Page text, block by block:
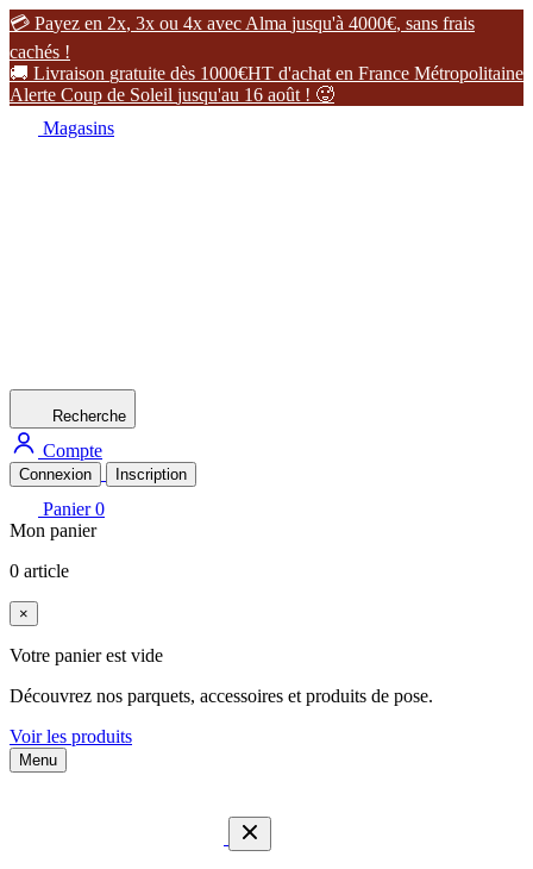
 Payez en 2x, 3x ou 4x avec Alma jusqu'à 4000€, sans frais
cachés !
 Livraison gratuite dès 1000€HT d'achat en France Métropolitaine
Alerte Coup de Soleil jusqu'au 16 août ! 
Magasins
Recherche
Compte
Connexion Inscription
Panier 0
Mon panier
0 article
×
Votre panier est vide
Découvrez nos parquets, accessoires et produits de pose.
Voir les produits
Menu